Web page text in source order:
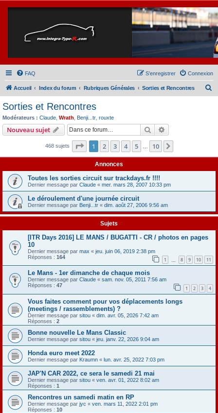
FAQ Connexion
S’enregistrer
Accueil Index du forum Rubriques Générales Sorties et Rencontres
c
r
Sorties et Rencontres
Modérateurs : Claude Wrath Benji...tr rouxte
Nouveau sujet Rechercher
468 sujets Page 1sur10
1 2 3 4 5 10
Annonces
Toutes les sorties circuit sur trackdays.fr !!!!
Dernier message par Claude « mer. mars 28, 2007 10:33 pm
Le déroulement d'une journée circuit
Dernier message par Benji...tr « dim. août 27, 2006 9:56 am
Sujets
[ITR Days 2016] LE MANS / BUGATTI - CR / photos en pages
10
Dernier message par max « jeu. juin 06, 2019 2:38 pm
Réponses : 164 1 8 9 10 11
Le Mans - 1er dimanche de chaque mois
Dernier message par Claude « sam. nov. 05, 2011 7:56 am
Réponses : 47 1 2 3 4
Vous faites comment pour vos déplacements longs
(meetings / rassemblements) ?
Dernier message par sitou « dim. avr. 05, 2026 7:42 am
Réponses : 2
Bonne nouvelle Le Mans Classic
Dernier message par sitou « jeu. janv. 22, 2026 9:04 am
Honda euro meet 2022
Dernier message par Kraumn « lun. avr. 25, 2022 7:03 pm
JAP'N CAR 2022, ce sera le samedi 21 mai
Dernier message par sitou « ven. avr. 01, 2022 8:02 am
Réponses : 1
Rencontres un samedi matin en RP
Dernier message par jyc « ven. mars 11, 2022 2:01 pm
Réponses : 10